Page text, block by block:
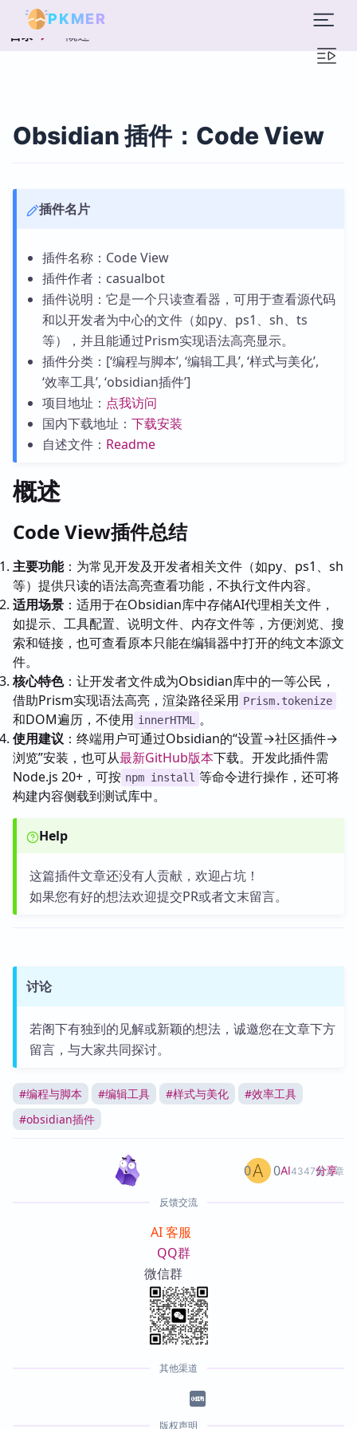
PKMER
目录 概述
Obsidian 插件：Code View
插件名片
插件名称：Code View
插件作者：casualbot
插件说明：它是一个只读查看器，可用于查看源代码
和以开发者为中心的文件（如py、ps1、sh、ts
等），并且能通过Prism实现语法高亮显示。
插件分类：[‘编程与脚本’, ‘编辑工具’, ‘样式与美化’,
‘效率工具’, ‘obsidian插件’]
项目地址： 点我访问
国内下载地址： 下载安装
自述文件： Readme
概述
Code View插件总结
主要功能：为常见开发及开发者相关文件（如py、ps1、sh
等）提供只读的语法高亮查看功能，不执行文件内容。
适用场景 ：适用于在Obsidian库中存储AI代理相关文件，
如提示、工具配置、说明文件、内存文件等，方便浏览、搜
索和链接，也可查看原本只能在编辑器中打开的纯文本源文
件。
核心特色：让开发者文件成为Obsidian库中的一等公民，
借助Prism实现语法高亮，渲染路径采用 Prism.tokenize
和DOM遍历，不使用 innerHTML
。
使用建议 ：终端用户可通过Obsidian的“设置→社区插件→
浏览”安装，也可从最新GitHub版本下载。开发此插件需
Node.js 20+，可按 npm install 等命令进行操作，还可将
构建内容侧载到测试库中。
Help
这篇插件文章还没有人贡献，欢迎占坑！
如果您有好的想法欢迎提交PR或者文末留言。
讨论
若阁下有独到的见解或新颖的想法，诚邀您在文章下方
留言，与大家共同探讨。
#编程与脚本 #编辑工具 #样式与美化 #效率工具
#obsidian插件
AI4347篇文章
0 0 分享
反馈交流
AI 客服
QQ群
微信群
其他渠道
版权声明